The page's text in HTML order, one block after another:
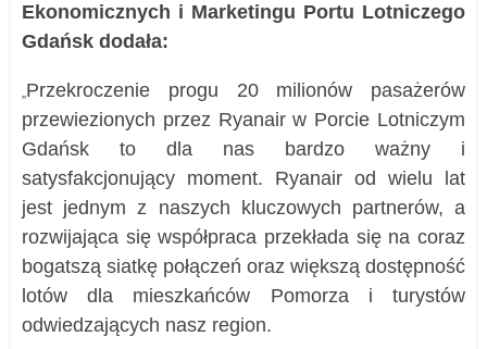
Ekonomicznych i Marketingu Portu Lotniczego
Gdańsk dodała:
„Przekroczenie progu 20 milionów pasażerów
przewiezionych przez Ryanair w Porcie Lotniczym
Gdańsk to dla nas bardzo ważny i
satysfakcjonujący moment. Ryanair od wielu lat
jest jednym z naszych kluczowych partnerów, a
rozwijająca się współpraca przekłada się na coraz
bogatszą siatkę połączeń oraz większą dostępność
lotów dla mieszkańców Pomorza i turystów
odwiedzających nasz region.